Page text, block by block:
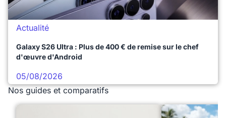
Actualité
Galaxy S26 Ultra : Plus de 400 € de remise sur le chef
d'œuvre d'Android
05/08/2026
Nos guides et comparatifs